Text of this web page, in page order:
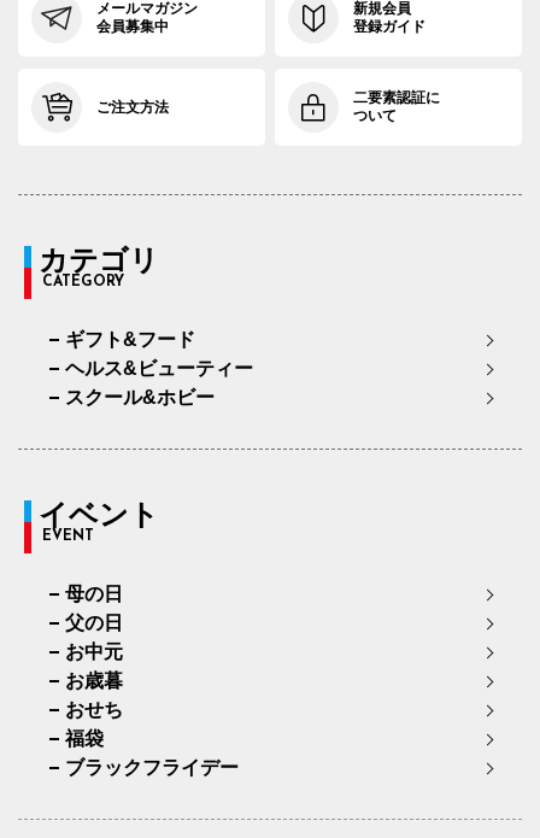
メールマガジン
会員募集中
新規会員
登録ガイド
ご注文方法
二要素認証に
ついて
カテゴリ
CATEGORY
ギフト&フード
ヘルス&ビューティー
スクール&ホビー
イベント
EVENT
母の日
父の日
お中元
お歳暮
おせち
福袋
ブラックフライデー